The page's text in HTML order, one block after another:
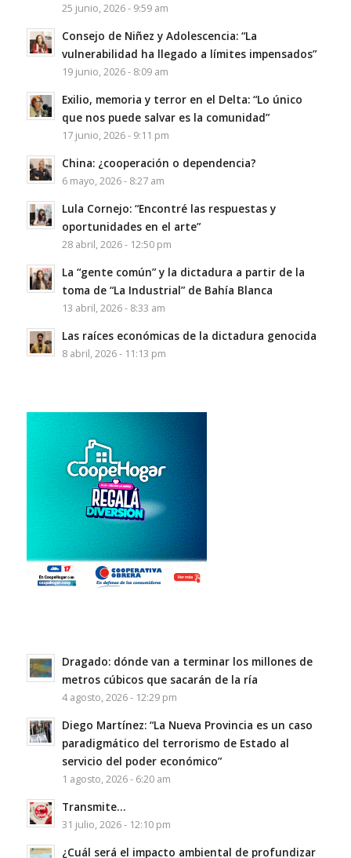
25 junio, 2026 - 9:59 am
Consejo de Niñez y Adolescencia: “La
vulnerabilidad ha llegado a límites impensados”
19 junio, 2026 - 8:09 am
Exilio, memoria y terror en el Delta: “Lo único
que nos puede salvar es la comunidad”
17 junio, 2026 - 9:11 pm
China: ¿cooperación o dependencia?
6 mayo, 2026 - 8:27 am
Lula Cornejo: “Encontré las respuestas y
oportunidades en el arte”
28 abril, 2026 - 12:50 pm
La “gente común” y la dictadura a partir de la
toma de “La Industrial” de Bahía Blanca
13 abril, 2026 - 8:33 am
Las raíces económicas de la dictadura genocida
8 abril, 2026 - 11:13 pm
Dragado: dónde van a terminar los millones de
metros cúbicos que sacarán de la ría
4 agosto, 2026 - 12:29 pm
Diego Martínez: “La Nueva Provincia es un caso
paradigmático del terrorismo de Estado al
servicio del poder económico”
1 agosto, 2026 - 6:20 am
Transmite…
31 julio, 2026 - 12:10 pm
¿Cuál será el impacto ambiental de profundizar